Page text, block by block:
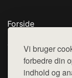
Vi bruger
forbedre din
indhold og
Forside
Top Rabatter
Kontakt